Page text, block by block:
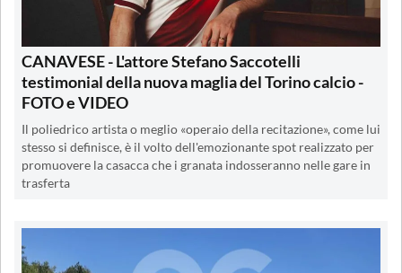
CANAVESE - L'attore Stefano Saccotelli
testimonial della nuova maglia del Torino calcio -
FOTO e VIDEO
Il poliedrico artista o meglio «operaio della recitazione», come lui
stesso si definisce, è il volto dell'emozionante spot realizzato per
promuovere la casacca che i granata indosseranno nelle gare in
trasferta